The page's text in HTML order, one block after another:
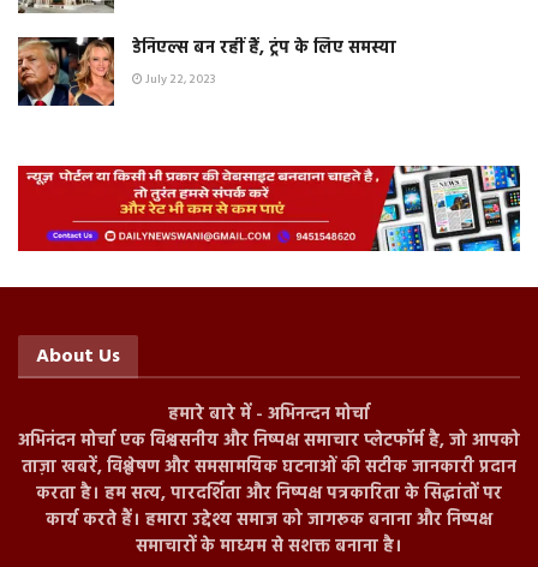
डेनिएल्स बन रहीं हैं, ट्रंप के लिए समस्या
July 22, 2023
About Us
हमारे बारे में - अभिनन्दन मोर्चा
अभिनंदन मोर्चा एक विश्वसनीय और निष्पक्ष समाचार प्लेटफॉर्म है, जो आपको
ताज़ा खबरें, विश्लेषण और समसामयिक घटनाओं की सटीक जानकारी प्रदान
करता है। हम सत्य, पारदर्शिता और निष्पक्ष पत्रकारिता के सिद्धांतों पर
कार्य करते हैं। हमारा उद्देश्य समाज को जागरूक बनाना और निष्पक्ष
समाचारों के माध्यम से सशक्त बनाना है।